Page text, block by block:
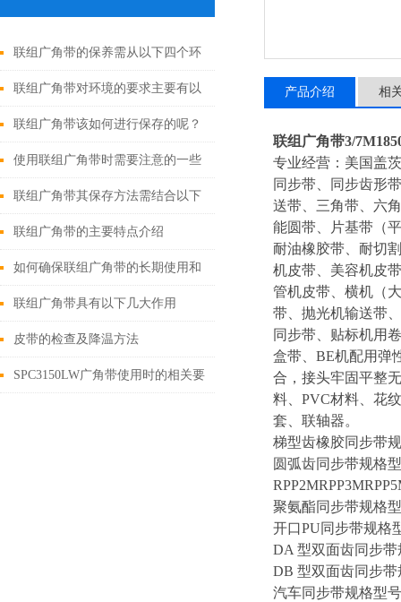
联组广角带的保养需从以下四个环
节入手
联组广角带对环境的要求主要有以
下几个方面
联组广角带该如何进行保存的呢？
使用联组广角带时需要注意的一些
事项
联组广角带其保存方法需结合以下
要点
联组广角带的主要特点介绍
如何确保联组广角带的长期使用和
性能呢？
联组广角带具有以下几大作用
皮带的检查及降温方法
SPC3150LW广角带使用时的相关要
产品介绍 相
联组广角带3/
专业经营：美国盖
同步带、同步齿形
送带、三角带、六
能圆带、片基带（
耐油橡胶带、耐切
机皮带、美容机皮
管机皮带、横机（
带、抛光机输送带
同步带、贴标机用
盒带、BE机配用弹
合，接头牢固平整
料、PVC材料、花
套、联轴器。
梯型齿橡胶同步带
圆弧齿同步带规格
聚氨酯同步带规格
开口PU同步带规格
DA 型双面齿同步
DB 型双面齿同步
汽车同步带规格型